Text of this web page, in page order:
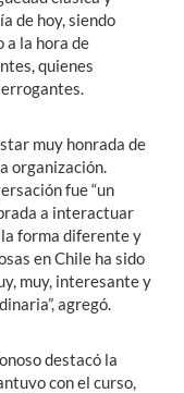
de hoy, siendo
a la hora de
quienes
muy honrada de
organización.
fue “un
a interactuar
la forma diferente y
en Chile ha sido
muy, interesante y
agregó.
destacó la
con el curso,